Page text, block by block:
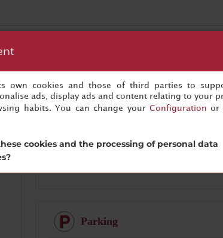
Matériel audiovisuel
Location de matériel audiovisuel
Pauses-café
Parking
own cookies and those of third parties to
ads, display ads and content relating to your
habits. You can change your Configuration or
cookies and the processing of personal data